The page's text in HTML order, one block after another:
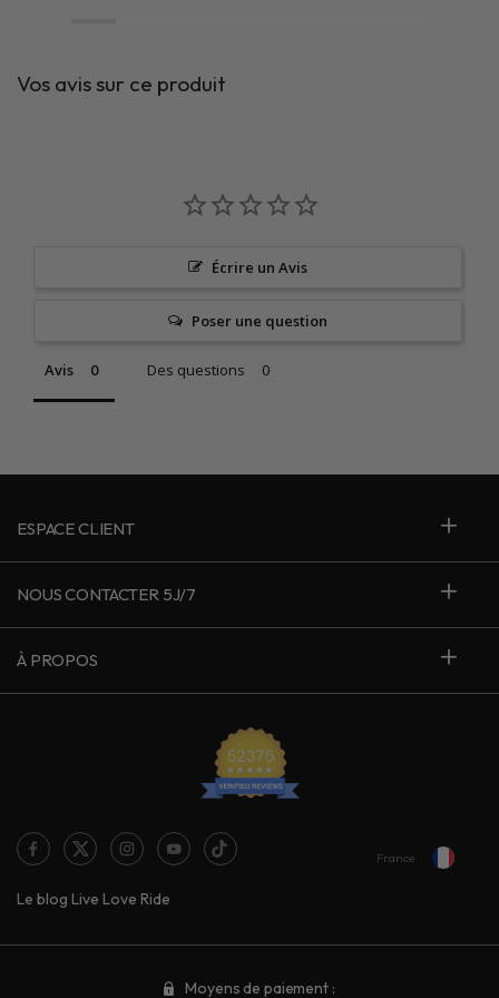
Vos avis sur ce produit
Écrire un Avis
Poser une question
Avis Des questions
ESPACE CLIENT
NOUS CONTACTER 5J/7
À PROPOS
Le blog Live Love Ride
France
Moyens de paiement :